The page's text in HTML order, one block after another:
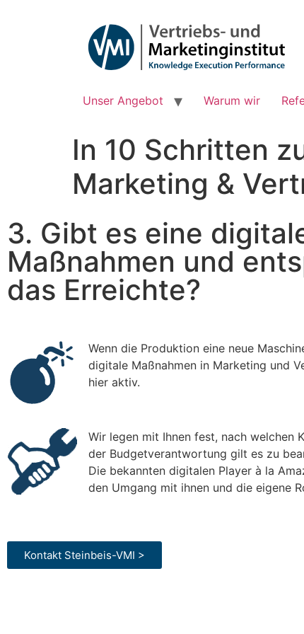
Unser Angebot Warum wir
In 10 Schritten
Marketing &
3. Gibt es eine
Maßnahmen und
das Erreichte?
Wenn die Produktion eine neue
digitale Maßnahmen in Marketing und
hier aktiv.
Wir legen mit Ihnen fest, nach welchen
der Budgetverantwortung gilt es zu
Die bekannten digitalen Player à la
den Umgang mit ihnen und die eigene
Kontakt Steinbeis-VMI >